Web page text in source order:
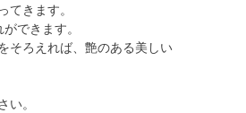
てきます。
できます。
そろえれば、艶のある美しい
い。